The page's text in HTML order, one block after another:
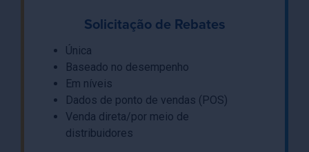
Solicitação de Rebates
Única
Baseado no desempenho
Em níveis
Dados de ponto de vendas (POS)
Venda direta/por meio de
distribuidores